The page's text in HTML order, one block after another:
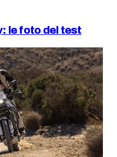
le foto del test